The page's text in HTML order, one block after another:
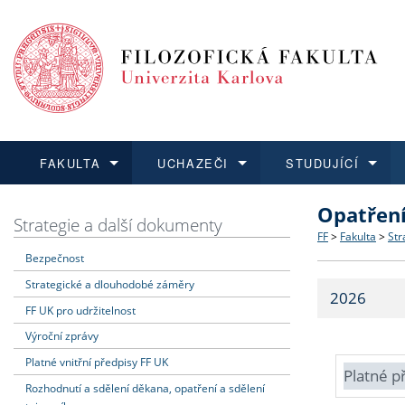
FAKULTA
Dozvědět se více
Struktura
Strategie
Fakultní
UCHAZEČI
Podat přihlášku
Co
Učitelské
STUDUJÍCÍ
Dozvědět se více
Dozvědět se více
O vědě a
Dozvědět se více
Aktuální
Strategie a další dokumenty
Bezpečnost
Strategické a dlouhodobé záměry
FF UK pro udržitelnost
Výroční zprávy
Platné vnitřní předpisy FF UK
Rozhodnutí a sdělení děkana, opatření a sdělení
FF > Fakulta >
2026
Platné